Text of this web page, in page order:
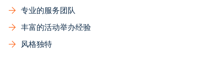
专业的服务团队
丰富的活动举办经验
风格独特